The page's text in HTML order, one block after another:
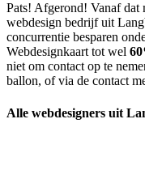
Pats! Afgerond! Vanaf dat
webdesign bedrijf uit
concurrentie besparen
Webdesignkaart tot wel
niet om contact op te
ballon, of via de contact
Alle webdesigners uit